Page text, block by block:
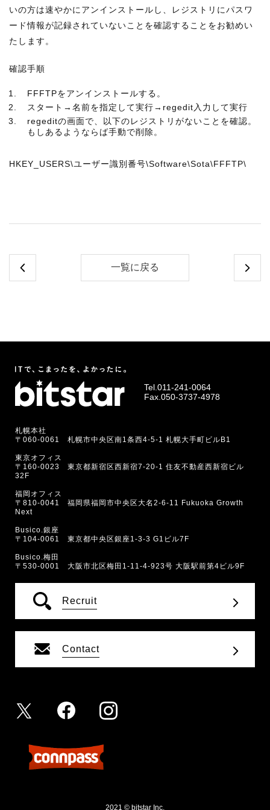
いの方は速やかにアンインストールし、レジストリにパスワ
ード情報が記録されていないことを確認することをお勧めい
たします。
確認手順
FFFTPをアンインストールする。
スタート→名前を指定して実行→regedit入力して実行
regeditの画面で、以下のレジストリがないことを確認。
もしあるようならば手動で削除。
HKEY_USERS\ユーザー識別番号\Software\Sota\FFFTP\
一覧に戻る
Tel.011-241-0064
Fax.050-3737-4978
札幌本社
〒060-0061 札幌市中央区南1条西4-5-1 札幌大手町ビルB1
東京オフィス
〒160-0023 東京都新宿区西新宿7-20-1 住友不動産西新宿ビル
32F
福岡オフィス
〒810-0041 福岡県福岡市中央区大名2-6-11 Fukuoka Growth
Next
Busico.銀座
〒104-0061 東京都中央区銀座1-3-3 G1ビル7F
Busico.梅田
〒530-0001 大阪市北区梅田1-11-4-923号 大阪駅前第4ビル9F
Recruit
Contact
2021 © bitstar Inc.